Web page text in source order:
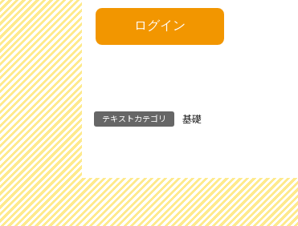
テキストカテゴリ 基礎